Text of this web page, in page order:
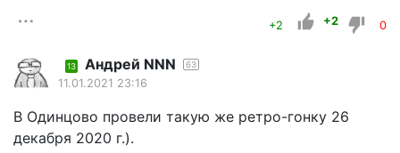
+2 +2 0
13 Андрей NNN 63
11.01.2021 23:16
В Одинцово провели такую же ретро-гонку 26
декабря 2020 г.).